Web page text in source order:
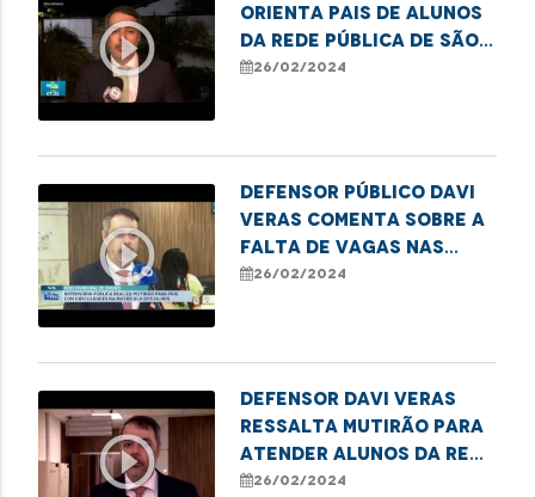
play_circle_outline
orienta pais de alunos
da rede pública de São
Luís sobre seus direitos
26/02/2024
play_circle_outline
Defensor público Davi
Veras comenta sobre a
falta de vagas nas
escolas públicas de
26/02/2024
play_circle_outline
Defensor Davi Veras
ressalta mutirão para
atender alunos da rede
pública que estão sem
26/02/2024